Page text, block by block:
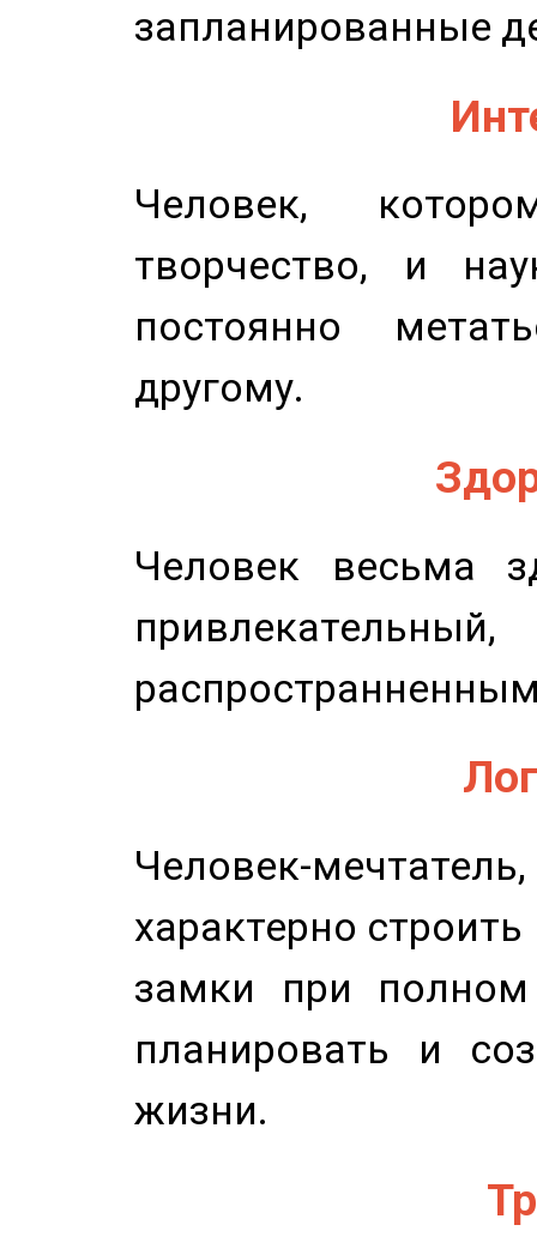
запланированные
Человек,
творчество, и
постоянно
другому.
Человек весьма
Человек-
характерно
замки при полном
планировать и
жизни.